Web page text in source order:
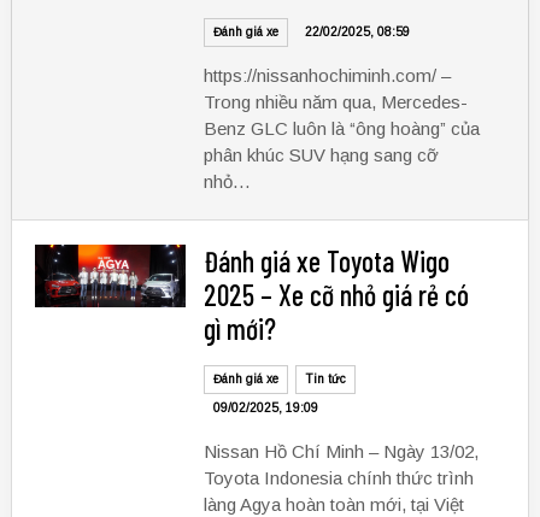
Đánh giá xe 22/02/2025, 08:59
https://nissanhochiminh.com/ –
Trong nhiều năm qua, Mercedes-
Benz GLC luôn là “ông hoàng” của
phân khúc SUV hạng sang cỡ
nhỏ…
Đánh giá xe Toyota Wigo
2025 – Xe cỡ nhỏ giá rẻ có
gì mới?
Đánh giá xe Tin tức
09/02/2025, 19:09
Nissan Hồ Chí Minh – Ngày 13/02,
Toyota Indonesia chính thức trình
làng Agya hoàn toàn mới, tại Việt